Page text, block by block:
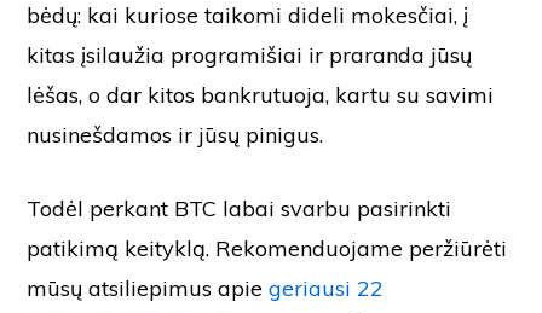
bėdų: kai kuriose taikomi dideli mokesčiai, į
kitas įsilaužia programišiai ir praranda jūsų
lėšas, o dar kitos bankrutuoja, kartu su savimi
nusinešdamos ir jūsų pinigus.
Todėl perkant BTC labai svarbu pasirinkti
patikimą keityklą. Rekomenduojame peržiūrėti
mūsų atsiliepimus apiegeriausi 22